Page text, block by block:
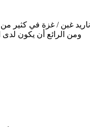
ناريد غبن / غزة في كثير من
ومن الرائع أن يكون